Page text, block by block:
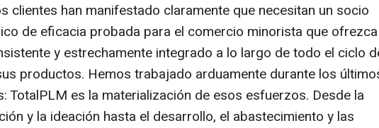
clientes han manifestado claramente que necesitan un socio
de eficacia probada para el comercio minorista que
y estrechamente integrado a lo largo de todo el ciclo
productos. Hemos trabajado arduamente durante los
TotalPLM es la materialización de esos esfuerzos. Desde la
y la ideación hasta el desarrollo, el abastecimiento y las